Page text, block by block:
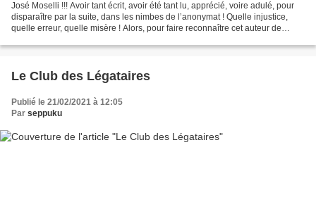
José Moselli !!! Avoir tant écrit, avoir été tant lu, apprécié, voire adulé, pour
disparaître par la suite, dans les nimbes de l’anonymat ! Quelle injustice,
quelle erreur, quelle misère ! Alors, pour faire reconnaître cet auteur de
Le Club des Légataires
Publié le 21/02/2021 à 12:05
Par seppuku